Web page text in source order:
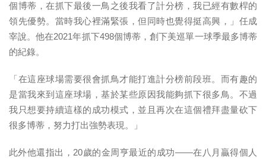
個博蒂，在抓下最後一鳥之後我看了計分榜，我已經有數桿的
領先優勢。當時我心裡滿緊張，但同時也覺得挺高興，」任成
宰說。他在2021年抓下498個博蒂，創下美巡單一球季最多博蒂
的紀錄。
「在這座球場需要很會抓鳥才能打進計分榜前段班。而有趣的
是當我來到這座球場，基於某些原因我能夠抓下很多鳥。不過
我只想要持續這樣的成功模式，並且再次在這個禮拜盡量砍下
很多博蒂，努力打出強勢表現。」
此外他還指出，20歲的金周亨最近的成功——在八月贏得個人